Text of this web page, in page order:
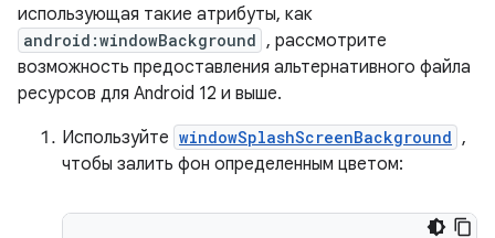
использующая такие атрибуты, как
android:windowBackground , рассмотрите
возможность предоставления альтернативного файла
ресурсов для Android 12 и выше.
Используйте windowSplashScreenBackground ,
чтобы залить фон определенным цветом: